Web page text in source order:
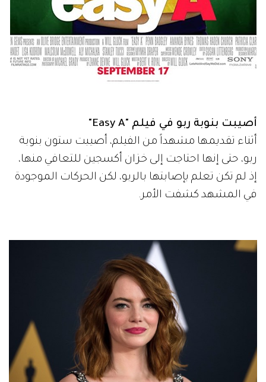
أصيبت بنوبة ربو في فيلم "Easy A"
أثناء تقديمها مشهداً من الفيلم، أصيبت ستون بنوبة
ربو، حتى إنها احتاجت إلى خزان أكسجين للتعافي منها،
إذ لم تكن تعلم بإصابتها بالربو، لكن الحركات الموجودة
في المشهد كشفت الأمر.